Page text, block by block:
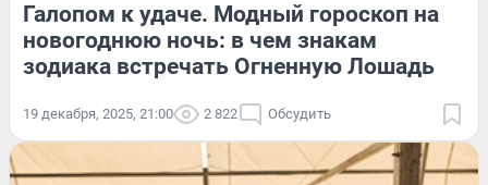
Галопом к удаче. Модный гороскоп на
новогоднюю ночь: в чем знакам
зодиака встречать Огненную Лошадь
19 декабря, 2025, 21:00 2 822 Обсудить